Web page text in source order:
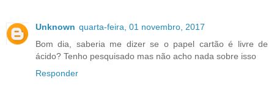
Unknown quarta-feira, 01 novembro, 2017
Bom dia, saberia me dizer se o papel cartão é livre de
ácido? Tenho pesquisado mas não acho nada sobre isso
Responder